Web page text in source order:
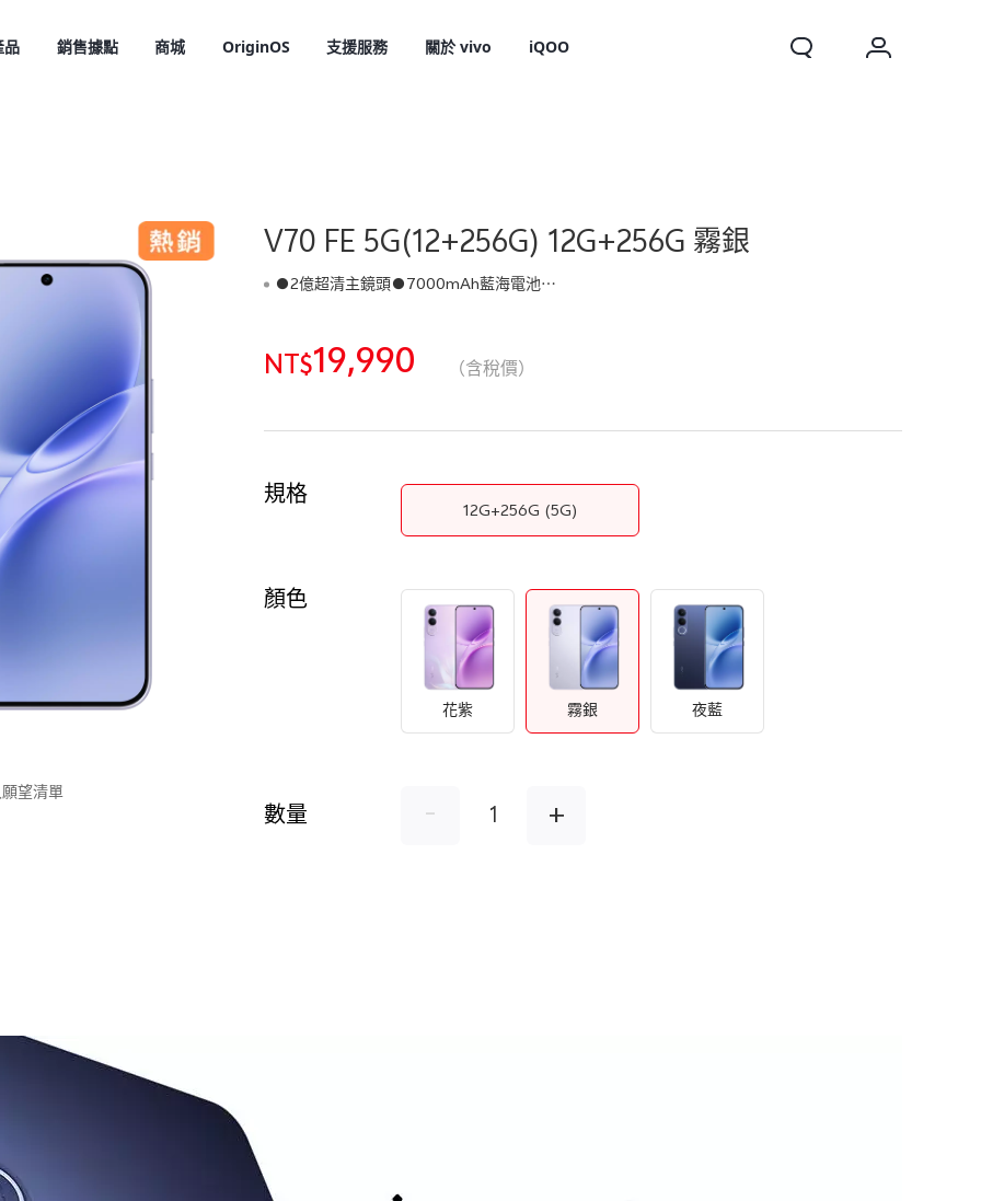
品 銷售據點 商城 OriginOS 支援服務 關於 vivo iQOO
X300 新品 X200 FE
望清單
V70 FE 5G(12+256G) 12G+256G 霧銀
●2億超清主鏡頭●7000mAh藍海電池●6.83吋超清螢幕
NT$19,990 （含稅價）
規格
12G+256G (5G)
顏色
花紫 霧銀 夜藍
數量 - 1 +